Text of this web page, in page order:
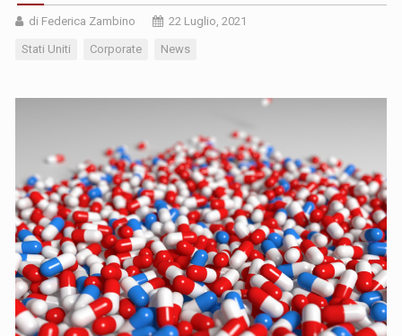
di Federica Zambino 22 Luglio, 2021
Stati Uniti Corporate News